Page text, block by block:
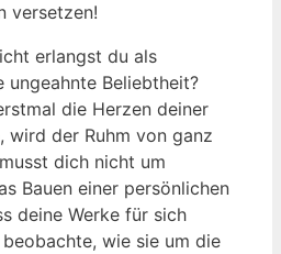
versetzen!
erlangst du als
ungeahnte Beliebtheit?
die Herzen deiner
wird der Ruhm von ganz
dich nicht um
Bauen einer persönlichen
deine Werke für sich
wie sie um die